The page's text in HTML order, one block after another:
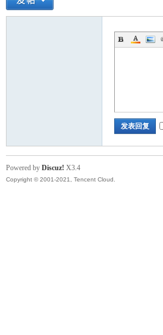
发表回复
Powered by Discuz! X3.4
Copyright © 2001-2021, Tencent Cloud.